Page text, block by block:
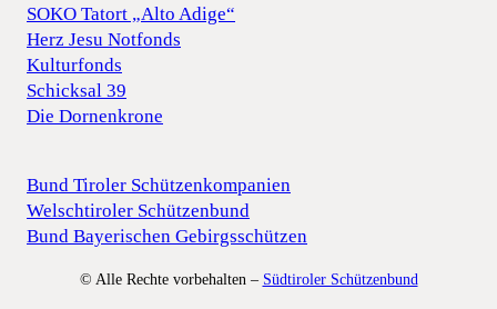
SOKO Tatort „Alto Adige“
Herz Jesu Notfonds
Kulturfonds
Schicksal 39
Die Dornenkrone
Bund Tiroler Schützenkompanien
Welschtiroler Schützenbund
Bund Bayerischen Gebirgsschützen
© Alle Rechte vorbehalten – Südtiroler Schützenbund